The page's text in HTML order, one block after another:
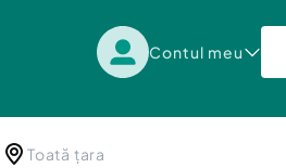
Contul meu